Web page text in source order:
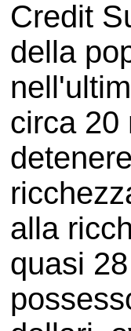
Credit
della
circa 20
alla
quasi